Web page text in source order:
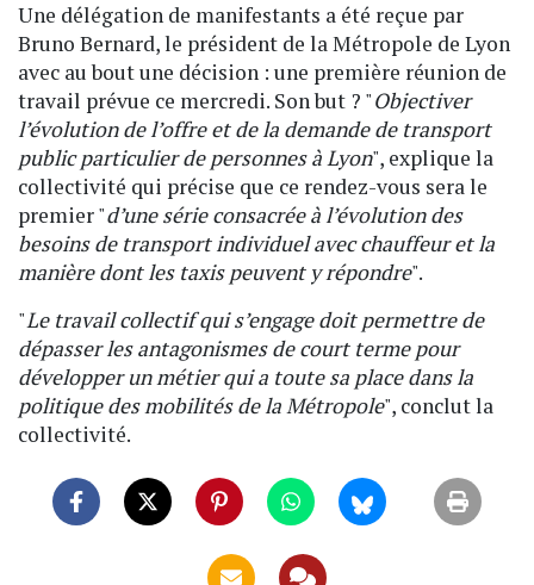
Une délégation de manifestants a été reçue par
Bruno Bernard, le président de la Métropole de Lyon
avec au bout une décision : une première réunion de
travail prévue ce mercredi. Son but ? "Objectiver
l’évolution de l’offre et de la demande de transport
public particulier de personnes à Lyon", explique la
collectivité qui précise que ce rendez-vous sera le
premier "d’une série consacrée à l’évolution des
besoins de transport individuel avec chauffeur et la
manière dont les taxis peuvent y répondre".
"Le travail collectif qui s’engage doit permettre de
dépasser les antagonismes de court terme pour
développer un métier qui a toute sa place dans la
politique des mobilités de la Métropole", conclut la
collectivité.